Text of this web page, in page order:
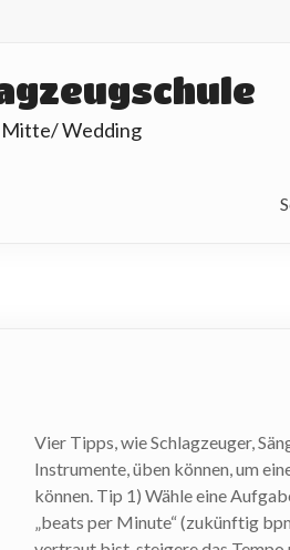
Mitte/ Wedding
Vier Tipps, wie Schlagzeuger,
Instrumente, üben können, um
können. Tip 1) Wähle eine
„beats per Minute“ (zukünftig